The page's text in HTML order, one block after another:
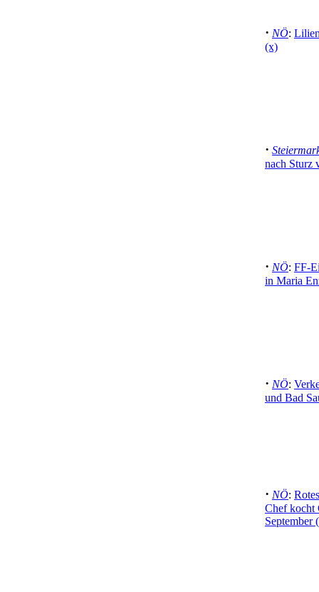
· NÖ:
(x)
·
nach Sturz
· NÖ: FF-
in Maria
· NÖ:
und Bad
· NÖ:
Chef kocht
September